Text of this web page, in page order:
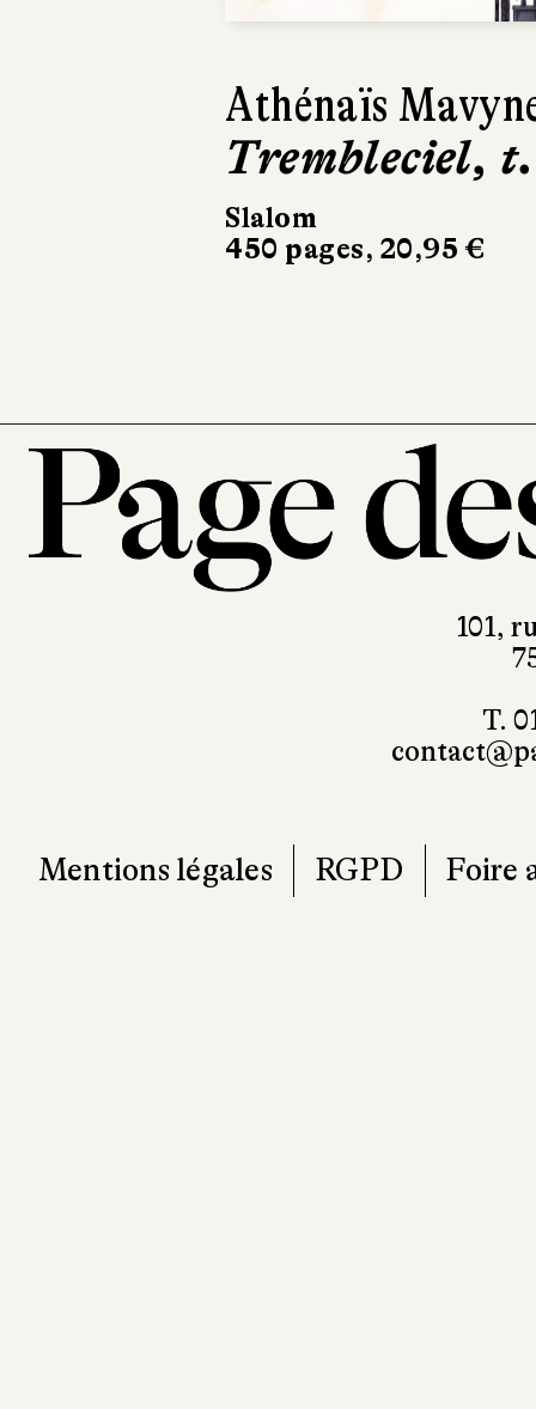
Marie Vareille
Nous qui
connu
Flammarion
101,
T.
Mentions légales RGPD Foire